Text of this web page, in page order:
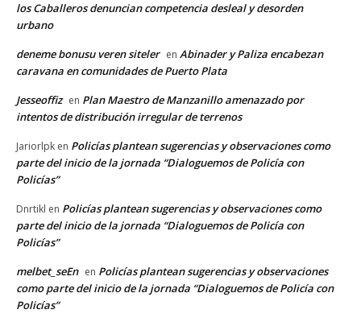
los Caballeros denuncian competencia desleal y desorden
urbano
deneme bonusu veren siteler en Abinader y Paliza encabezan
caravana en comunidades de Puerto Plata
Jesseoffiz en Plan Maestro de Manzanillo amenazado por
intentos de distribución irregular de terrenos
Jariorlpk en Policías plantean sugerencias y observaciones como
parte del inicio de la jornada “Dialoguemos de Policía con
Policías”
Dnrtikl en Policías plantean sugerencias y observaciones como
parte del inicio de la jornada “Dialoguemos de Policía con
Policías”
melbet_seEn en Policías plantean sugerencias y observaciones
como parte del inicio de la jornada “Dialoguemos de Policía con
Policías”